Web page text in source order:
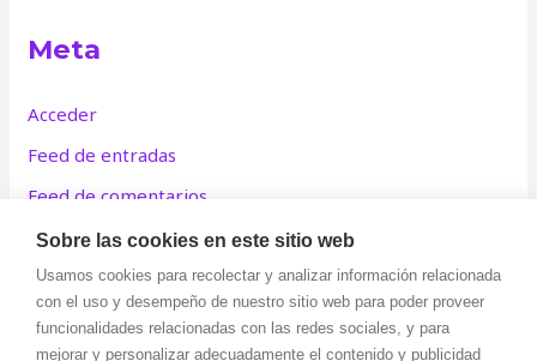
Meta
Acceder
Feed de entradas
Feed de comentarios
WordPress.org
Sobre las cookies en este sitio web
Usamos cookies para recolectar y analizar información relacionada
con el uso y desempeño de nuestro sitio web para poder proveer
funcionalidades relacionadas con las redes sociales, y para
mejorar y personalizar adecuadamente el contenido y publicidad